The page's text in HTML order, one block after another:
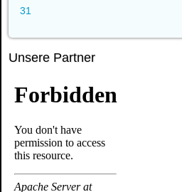
31
Unsere Partner